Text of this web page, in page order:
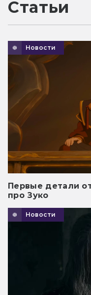
Статьи
Новости
Первые детали
про Зуко
Новости